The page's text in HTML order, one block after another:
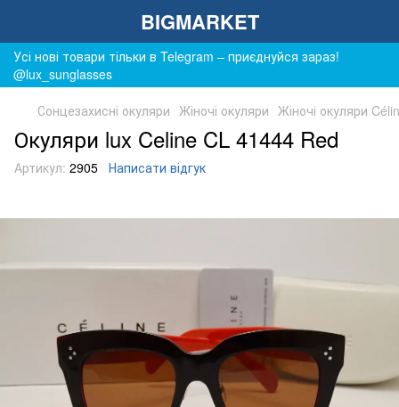
BIGMARKET
Усі нові товари тільки в Telegram – приєднуйся зараз!
@lux_sunglasses
Сонцезахисні окуляри Жіночі окуляри Жіночі окуляри
Окуляри lux Celine CL 41444 Red
Артикул: 2905 Написати відгук